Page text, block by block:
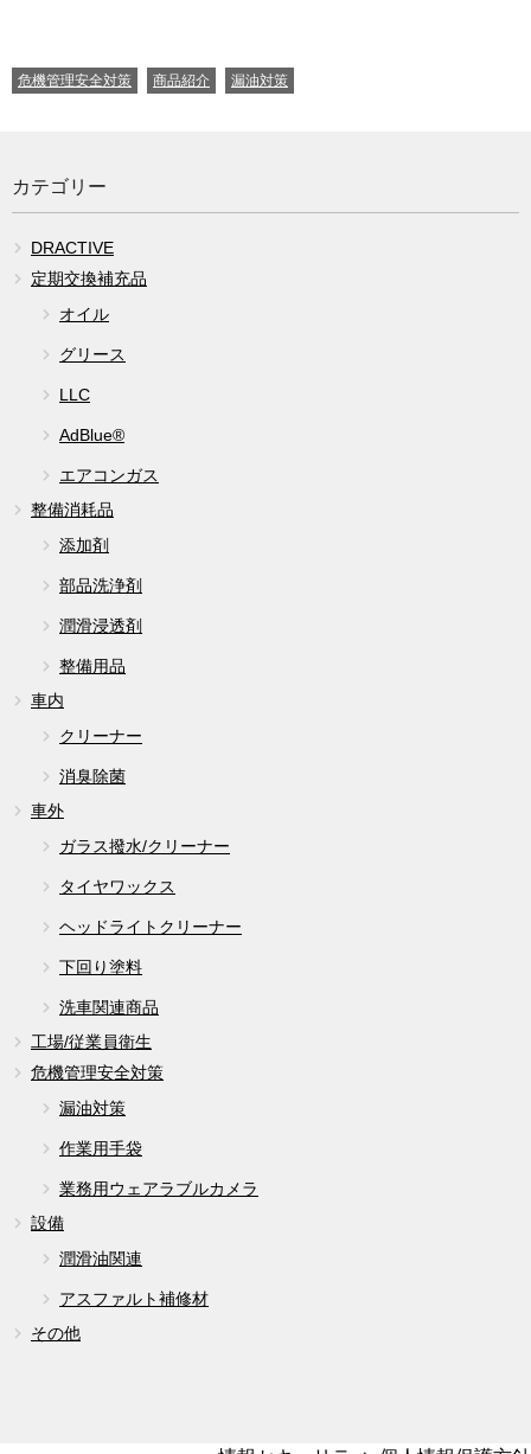
CATEGORIES
危機管理安全対策 商品紹介 漏油対策
カテゴリー
DRACTIVE
定期交換補充品
オイル
グリース
LLC
AdBlue®
エアコンガス
整備消耗品
添加剤
部品洗浄剤
潤滑浸透剤
整備用品
車内
クリーナー
消臭除菌
車外
ガラス撥水/クリーナー
タイヤワックス
ヘッドライトクリーナー
下回り塗料
洗車関連商品
工場/従業員衛生
危機管理安全対策
漏油対策
作業用手袋
業務用ウェアラブルカメラ
設備
潤滑油関連
アスファルト補修材
その他